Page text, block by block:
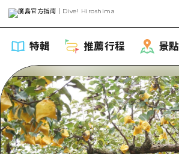
特輯 推薦行程 景點
特輯